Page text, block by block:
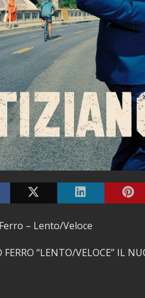
– Lento/Veloce
“LENTO/VELOCE” IL